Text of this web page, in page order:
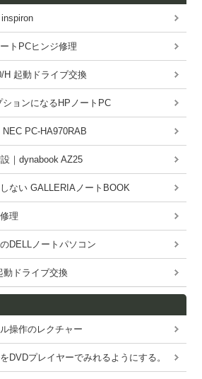
トPCヒンジ修理
H 起動ドライブ交換
ョンになるHPノートPC
PC-HA970RAB
｜dynabook AZ25
ない GALLERIAノートBOOK
理
DELLノートパソコン
動ドライブ交換
操作のレクチャー
DVDプレイヤーでみれるようにする。